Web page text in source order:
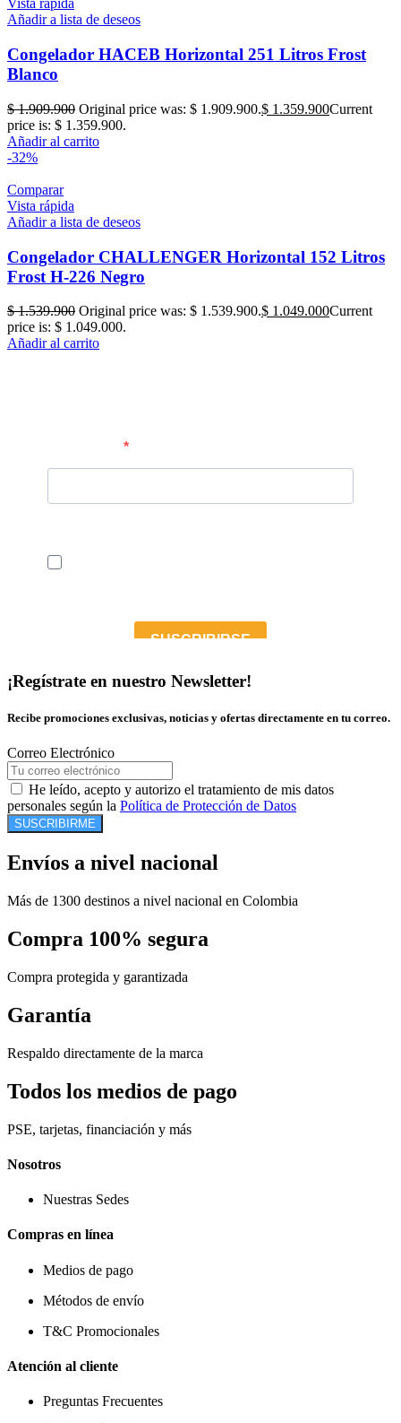
Vista rápida
Añadir a lista de deseos
Congelador HACEB Horizontal 251 Litros Frost
Blanco
$1.909.900 Original price was: $ 1.909.900.$ 1.359.900Current
price is: $ 1.359.900.
Añadir al carrito
-32%
Comparar
Vista rápida
Añadir a lista de deseos
Congelador CHALLENGER Horizontal 152 Litros
Frost H-226 Negro
$1.539.900 Original price was: $ 1.539.900.$ 1.049.000Current
price is: $ 1.049.000.
Añadir al carrito
¡Regístrate en nuestro Newsletter!
Recibe promociones exclusivas, noticias y ofertas directamente en tu correo.
Correo Electrónico
He leído, acepto y autorizo el tratamiento de mis datos
personales según la Política de Protección de Datos
SUSCRIBIRME
Envíos a nivel nacional
Más de 1300 destinos a nivel nacional en Colombia
Compra 100% segura
Compra protegida y garantizada
Garantía
Respaldo directamente de la marca
Todos los medios de pago
PSE, tarjetas, financiación y más
Nosotros
Nuestras Sedes
Compras en línea
Medios de pago
Métodos de envío
T&C Promocionales
Atención al cliente
Preguntas Frecuentes